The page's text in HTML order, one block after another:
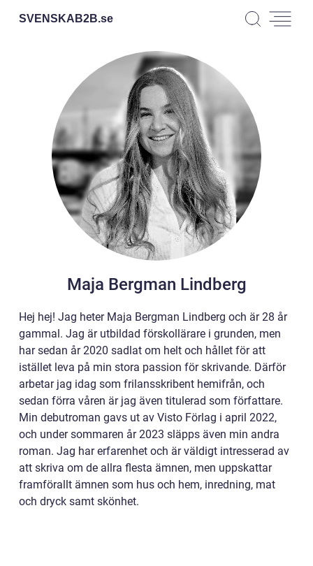
SVENSKAB2B.se
Maja Bergman Lindberg
Hej hej! Jag heter Maja Bergman Lindberg och är 28 år
gammal. Jag är utbildad förskollärare i grunden, men
har sedan år 2020 sadlat om helt och hållet för att
istället leva på min stora passion för skrivande. Därför
arbetar jag idag som frilansskribent hemifrån, och
sedan förra våren är jag även titulerad som författare.
Min debutroman gavs ut av Visto Förlag i april 2022,
och under sommaren år 2023 släpps även min andra
roman. Jag har erfarenhet och är väldigt intresserad av
att skriva om de allra flesta ämnen, men uppskattar
framförallt ämnen som hus och hem, inredning, mat
och dryck samt skönhet.